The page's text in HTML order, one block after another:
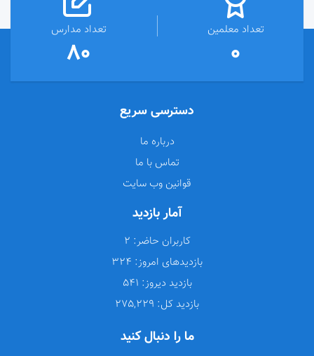
تعداد معلمین
0
تعداد مدارس
80
دسترسی سریع
درباره ما
تماس با ما
قوانین وب سایت
آمار بازدید
کاربران حاضر:
بازدیدهای امروز:
بازدید دیروز:
بازدید کل:
ما را دنبال کنید